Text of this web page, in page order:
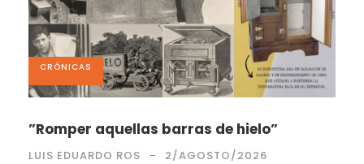
CRÓNICAS
”Romper aquellas barras de hielo”
LUIS EDUARDO ROS 2/AGOSTO/2026